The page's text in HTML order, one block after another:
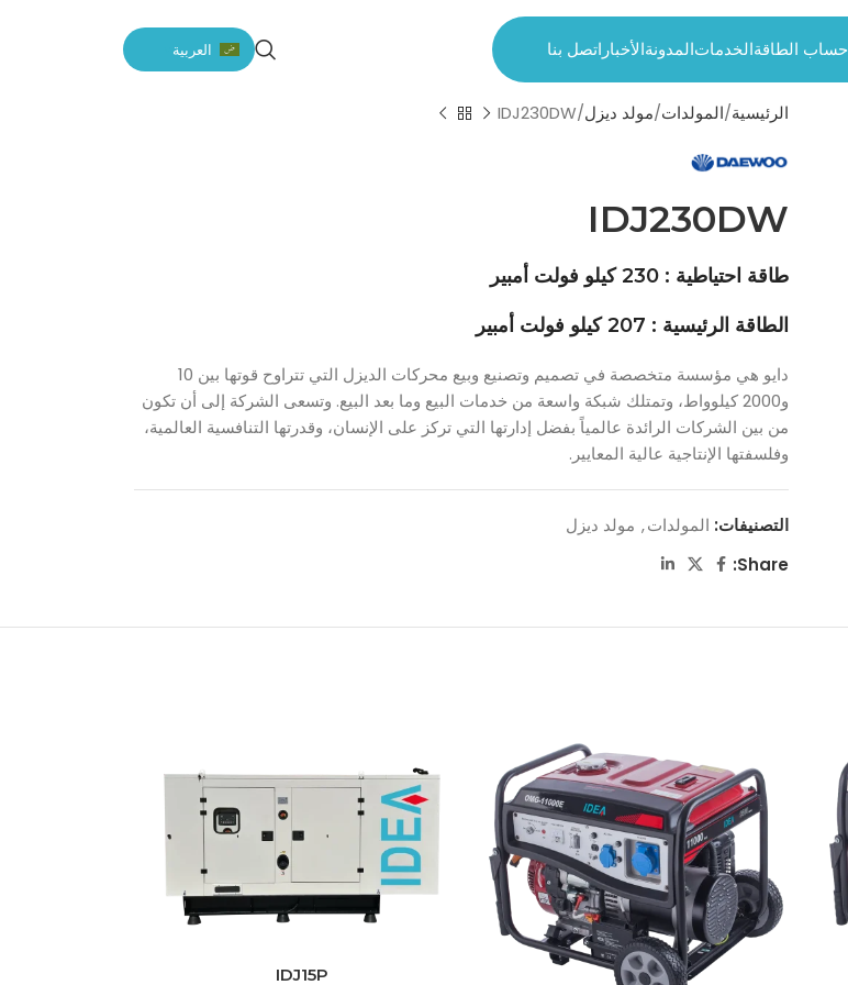
حساب الطاقةالخدماتالمدونةالأخبار اتصل بنا العربية
الرئيسية المولدات مولد ديزل IDJ230DW
IDJ230DW
طاقة احتياطية : 230 كيلو فولت أمبير
الطاقة الرئيسية : 207 كيلو فولت أمبير
دايو هي مؤسسة متخصصة في تصميم وتصنيع وبيع محركات الديزل التي تتراوح قوتها بين 10
و2000 كيلوواط، وتمتلك شبكة واسعة من خدمات البيع وما بعد البيع. وتسعى الشركة إلى أن تكون
من بين الشركات الرائدة عالمياً بفضل إدارتها التي تركز على الإنسان، وقدرتها التنافسية العالمية،
وفلسفتها الإنتاجية عالية المعايير.
التصنيفات: المولدات, مولد ديزل
Share:
IDJ15P